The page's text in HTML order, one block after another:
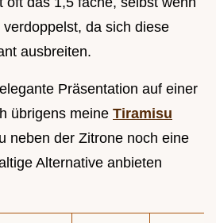
da sich diese
ausbreiten.
Präsentation auf einer
übrigens meine Tiramisu
neben der Zitrone noch eine
Alternative anbieten